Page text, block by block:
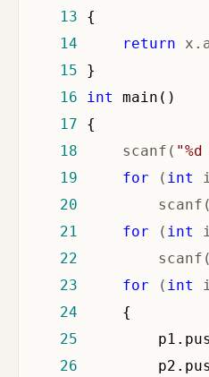
13
14
return
15
16
int
17
18
     scanf(
"%d
19
for ( int
20
         scanf(
21
for ( int
22
         scanf(
23
for ( int
24
25
26